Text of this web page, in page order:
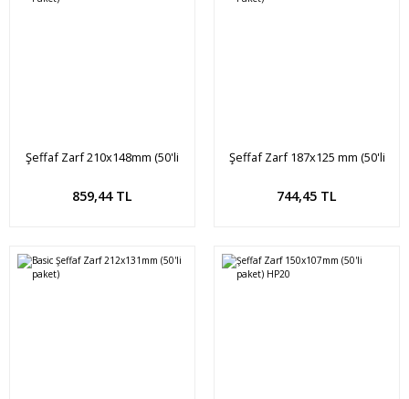
Şeffaf Zarf 210x148mm (50'li
859,44 TL
Sepete Ekle
Şeffaf Zarf 187x125 mm (50'li
744,45 TL
Sepete Ekle